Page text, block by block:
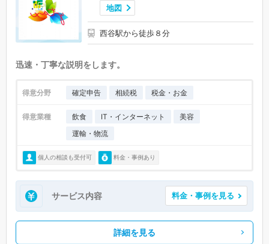
地図
西谷駅から徒歩８分
迅速・丁寧な説明をします。
得意分野 確定申告 相続税 税金・お金
得意業種 飲食 IT・インターネット
美容
運輸・物流
個人の相談も受付可 料金・事例あり
サービス内容 料金・事例を見る
詳細を見る